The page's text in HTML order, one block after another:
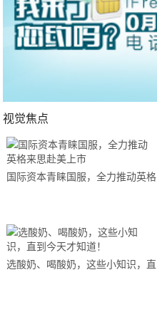
视觉焦点
国际资本青睐国服，全力推动英格
选酸奶、喝酸奶，这些小知识，直